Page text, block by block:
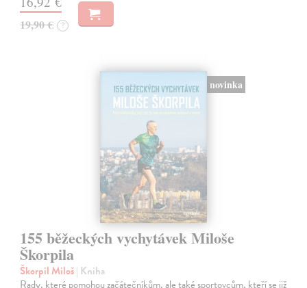
19,90 € ?
novinka
155 běžeckých vychytávek Miloše
Škorpila
Škorpil Miloš| Kniha
Rady, které pomohou začátečníkům, ale také sportovcům, kteří se již